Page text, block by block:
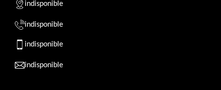
indisponible
indisponible
indisponible
indisponible